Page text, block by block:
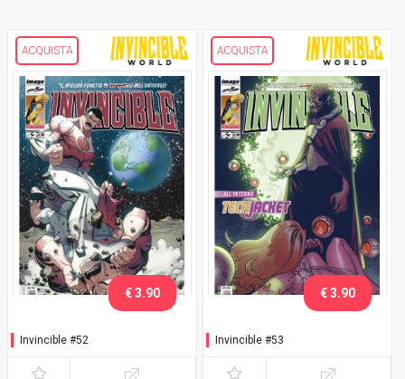
ACQUISTA
Invincible #52
€ 3.90
ACQUISTA
Invincible #53
€ 3.90